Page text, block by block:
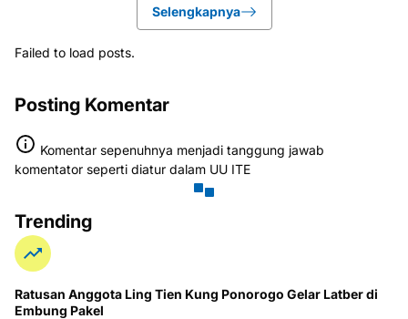
Selengkapnya
Failed to load posts.
Posting Komentar
Komentar sepenuhnya menjadi tanggung jawab
komentator seperti diatur dalam UU ITE
Trending
Ratusan Anggota Ling Tien Kung Ponorogo Gelar Latber di
Embung Pakel